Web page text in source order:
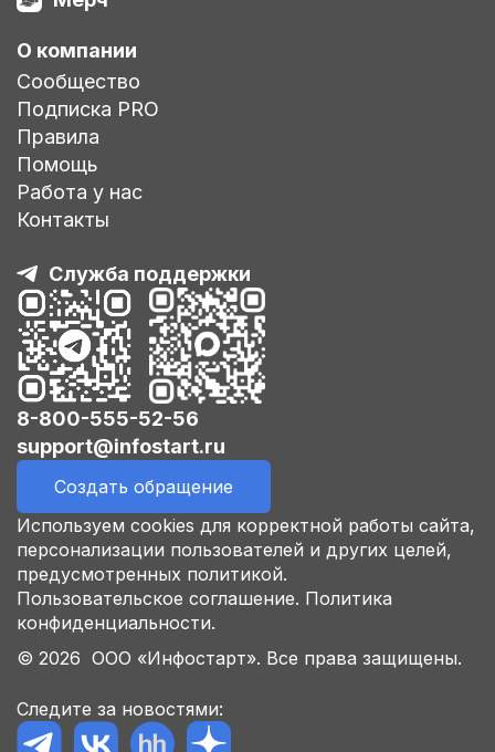
О компании
Сообщество
Подписка PRO
Правила
Помощь
Работа у нас
Контакты
Служба поддержки
8-800-555-52-56
support@infostart.ru
Создать обращение
Используем cookies для корректной работы сайта,
персонализации пользователей и других целей,
предусмотренных политикой.
Пользовательское соглашение. Политика
конфиденциальности.
© 2026 ООО «Инфостарт». Все права защищены.
Следите за новостями: